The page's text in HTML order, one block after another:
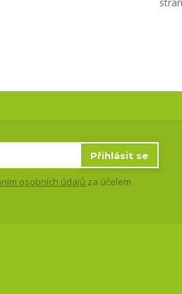
Přihlásit se
osobních údajů za účelem